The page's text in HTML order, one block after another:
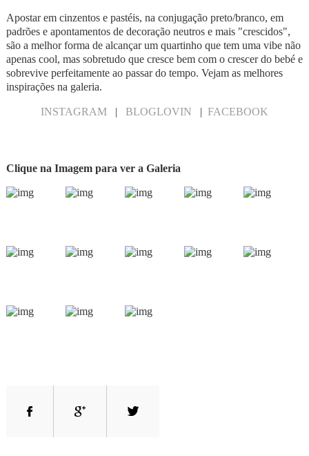
Apostar em cinzentos e pastéis, na conjugação preto/branco, em
padrões e apontamentos de decoração neutros e mais "crescidos",
são a melhor forma de alcançar um quartinho que tem uma vibe não
apenas cool, mas sobretudo que cresce bem com o crescer do bebé e
sobrevive perfeitamente ao passar do tempo. Vejam as melhores
inspirações na galeria.
INSTAGRAM| BLOGLOVIN | FACEBOOK
Clique na Imagem para ver a Galeria